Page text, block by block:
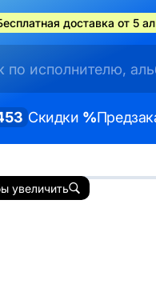
доставка от 5
Скидки %
увеличить